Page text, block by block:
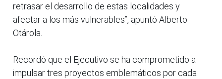
retrasar el desarrollo de estas localidades y
afectar a los más vulnerables”, apuntó Alberto
Otárola.
Recordó que el Ejecutivo se ha comprometido a
impulsar tres proyectos emblemáticos por cada